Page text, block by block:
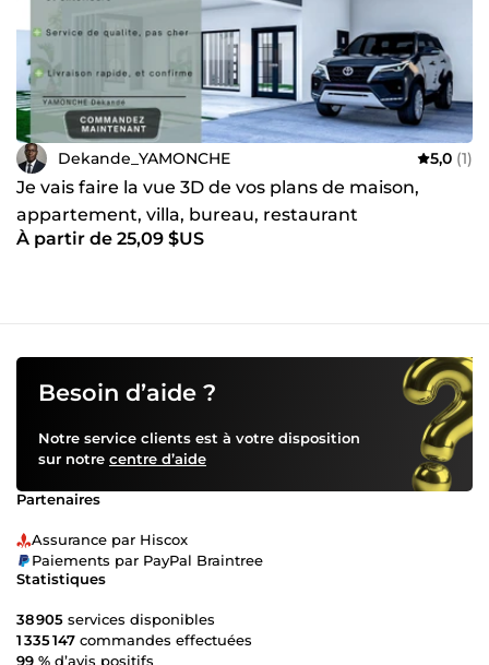
Dekande_YAMONCHE 5,0 (1)
Je vais faire la vue 3D de vos plans de maison,
appartement, villa, bureau, restaurant
À partir de 25,09 $US
Besoin d’aide ?
Notre service clients est à votre disposition
sur notre centre d’aide
Partenaires
Assurance par Hiscox
Paiements par PayPal Braintree
Statistiques
38 905 services disponibles
1 335 147 commandes effectuées
99 % d’avis positifs